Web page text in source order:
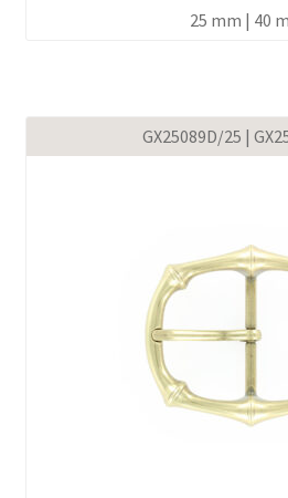
25 mm | 40
GX25089D/25 |